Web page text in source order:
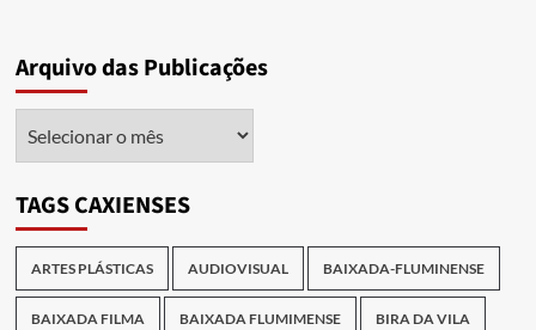
Arquivo das Publicações
TAGS CAXIENSES
ARTES PLÁSTICAS AUDIOVISUAL BAIXADA-FLUMINENSE
BAIXADA FILMA BAIXADA FLUMIMENSE BIRA DA VILA